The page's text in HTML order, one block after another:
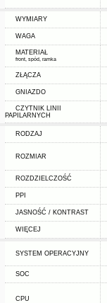
WYMIARY
WAGA
MATERIAŁ
front, spód, ramka
ZŁĄCZA
GNIAZDO
CZYTNIK LINII
PAPILARNYCH
RODZAJ
ROZMIAR
ROZDZIELCZOŚĆ
PPI
JASNOŚĆ / KONTRAST
WIĘCEJ
SYSTEM OPERACYJNY
SOC
CPU